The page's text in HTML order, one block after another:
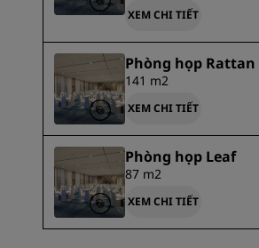
XEM CHI TIẾT
Phòng họp Rattan
141 m2
XEM CHI TIẾT
Phòng họp Leaf
87 m2
XEM CHI TIẾT